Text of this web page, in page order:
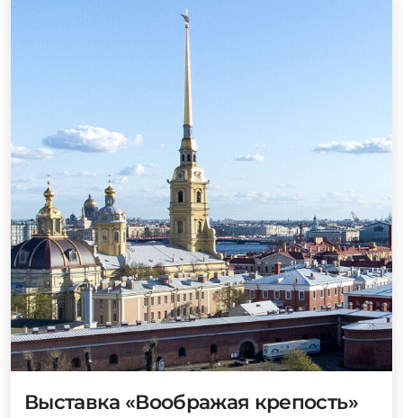
Выставка «Воображая крепость»